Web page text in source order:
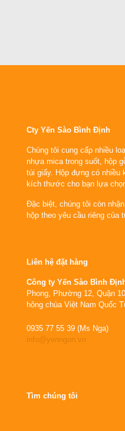
Cty Yến Sào Bình Định
Chúng tôi cung cấp nhiều
nhựa mica trong suốt, hộp
túi giấy. Hộp đựng có nhiều
kích thước cho bạn lựa
Đặc biệt, chúng tôi còn
hộp theo yêu cầu riêng của
Liên hệ đặt hàng
Công ty Yến Sào Bình
Phong, Phường 12, Quận
hông chùa Việt Nam Quốc
0935 77 55 39 (Ms Nga)
info@yenngon.vn
Tìm chúng tôi